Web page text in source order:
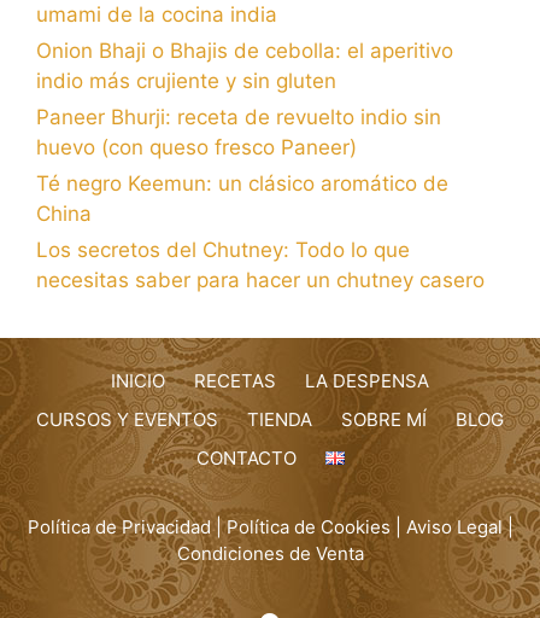
umami de la cocina india
Onion Bhaji o Bhajis de cebolla: el aperitivo
indio más crujiente y sin gluten
Paneer Bhurji: receta de revuelto indio sin
huevo (con queso fresco Paneer)
Té negro Keemun: un clásico aromático de
China
Los secretos del Chutney: Todo lo que
necesitas saber para hacer un chutney casero
INICIO RECETAS
LA DESPENSA
CURSOS Y EVENTOS
TIENDA SOBRE MÍ
BLOG
CONTACTO
Política de Privacidad|Política de Cookies Aviso Legal|
Condiciones de Venta